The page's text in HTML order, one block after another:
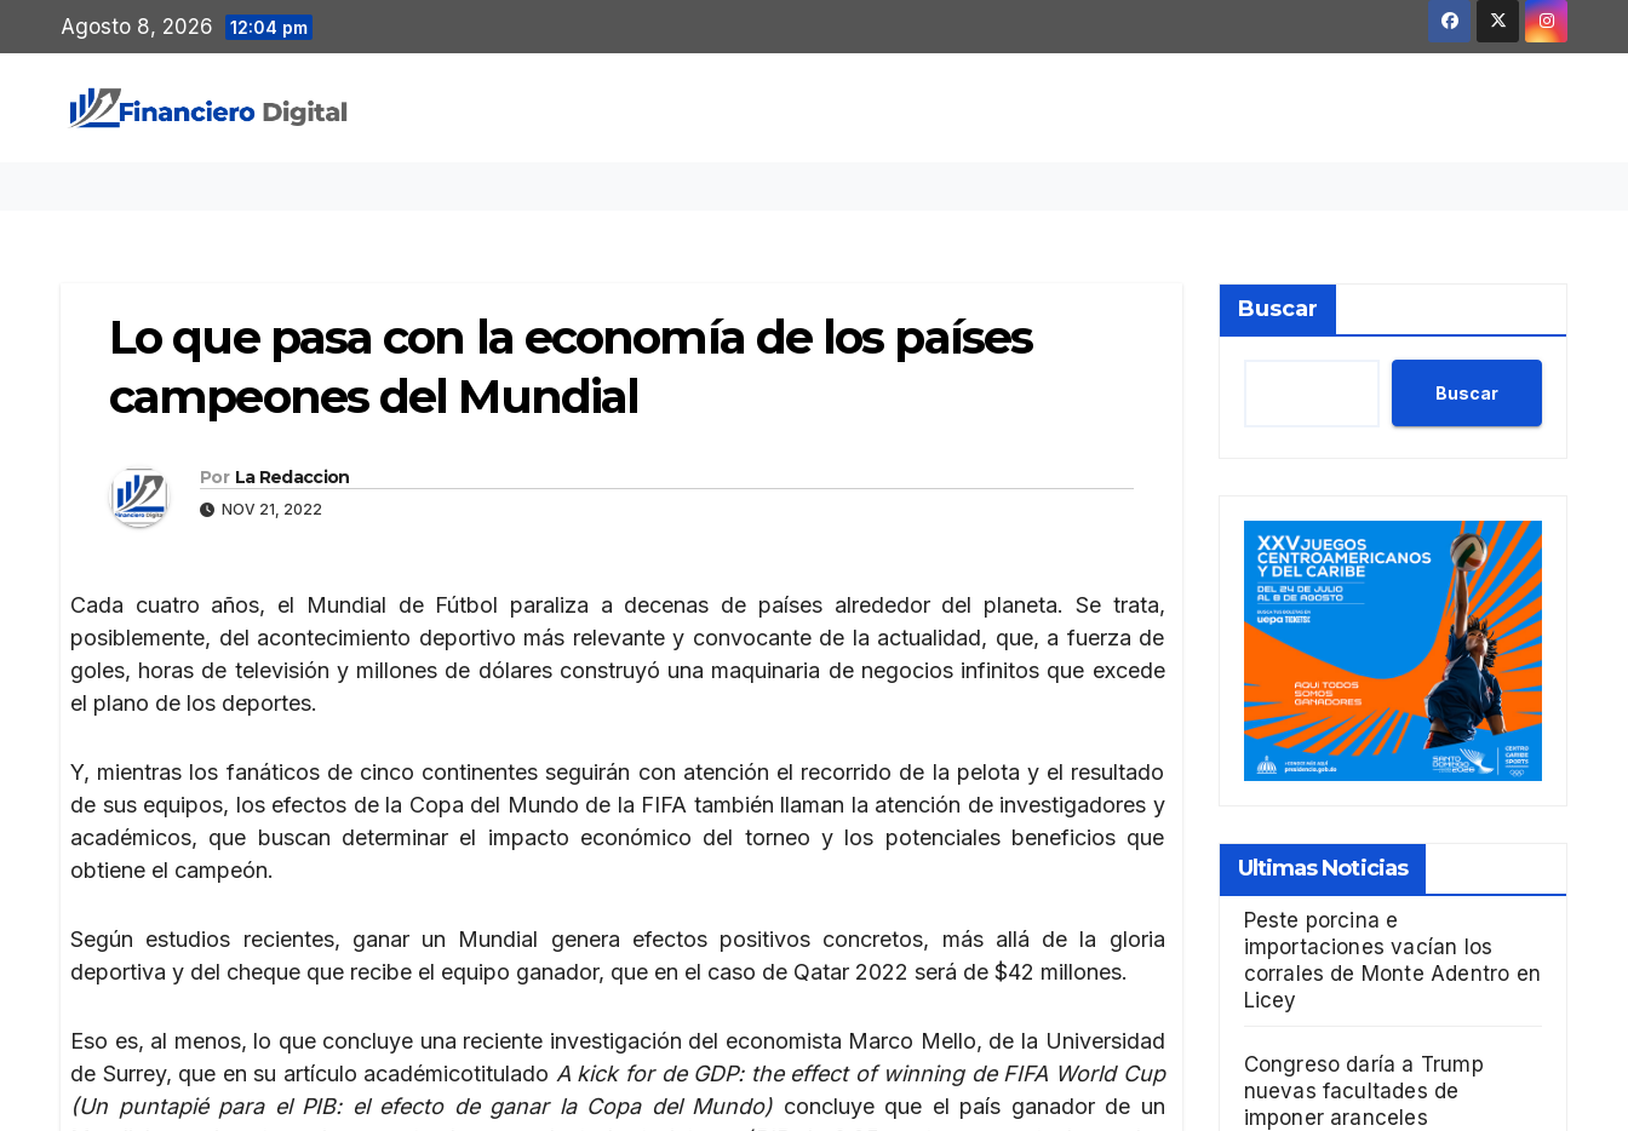
al
contenido
Agosto 8, 2026 12:04 pm
Lo que pasa con la economía de los países
campeones del Mundial
Por La Redaccion
NOV 21, 2022
Cada cuatro años, el Mundial de Fútbol paraliza a decenas de países alrededor del planeta. Se trata,
posiblemente, del acontecimiento deportivo más relevante y convocante de la actualidad, que, a fuerza de
goles, horas de televisión y millones de dólares construyó una maquinaria de negocios infinitos que excede
el plano de los deportes.
Y, mientras los fanáticos de cinco continentes seguirán con atención el recorrido de la pelota y el resultado
de sus equipos, los efectos de la Copa del Mundo de la FIFA también llaman la atención de investigadores y
académicos, que buscan determinar el impacto económico del torneo y los potenciales beneficios que
obtiene el campeón.
Según estudios recientes, ganar un Mundial genera efectos positivos concretos, más allá de la gloria
deportiva y del cheque que recibe el equipo ganador, que en el caso de Qatar 2022 será de $42 millones.
Eso es, al menos, lo que concluye una reciente investigación del economista Marco Mello, de la Universidad
de Surrey, que en su artículo académicotitulado A kick for de GDP: the effect of winning de FIFA World Cup
(Un puntapié para el PIB: el efecto de ganar la Copa del Mundo) concluye que el país ganador de un
Buscar
Buscar
Ultimas Noticias
Peste porcina e
importaciones vacían los
corrales de Monte Adentro en
Licey
Congreso daría a Trump
nuevas facultades de
imponer aranceles